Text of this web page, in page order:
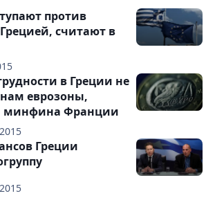
против
считают в
в Греции не
еврозоны,
минфина Франции
Греции